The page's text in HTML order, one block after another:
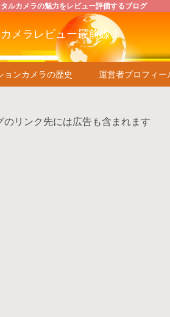
ルカメラの魅力をレビュー評価するブログ
メラレビュー最前線！
ョンカメラの歴史 運営者プロフィー
のリンク先には広告も含まれます